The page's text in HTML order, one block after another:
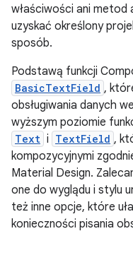
właściwości ani metod
uzyskać określony
sposób.
Podstawą funkcji
BasicTextField ,
obsługiwania danych
wyższym poziomie
Text i TextField ,
kompozycyjnymi
Material Design.
one do wyglądu i stylu
też inne opcje, które
konieczności pisania